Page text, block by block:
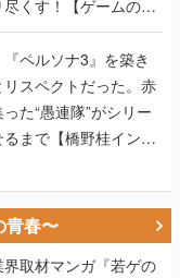
くす！【ゲームの企
『ペルソナ3』を築き
リスペクトだった。赤
た“愚連隊”がシリー
まで【橋野桂インタ
青春〜
取材マンガ『若ゲの